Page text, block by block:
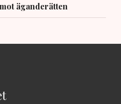
äganderätten